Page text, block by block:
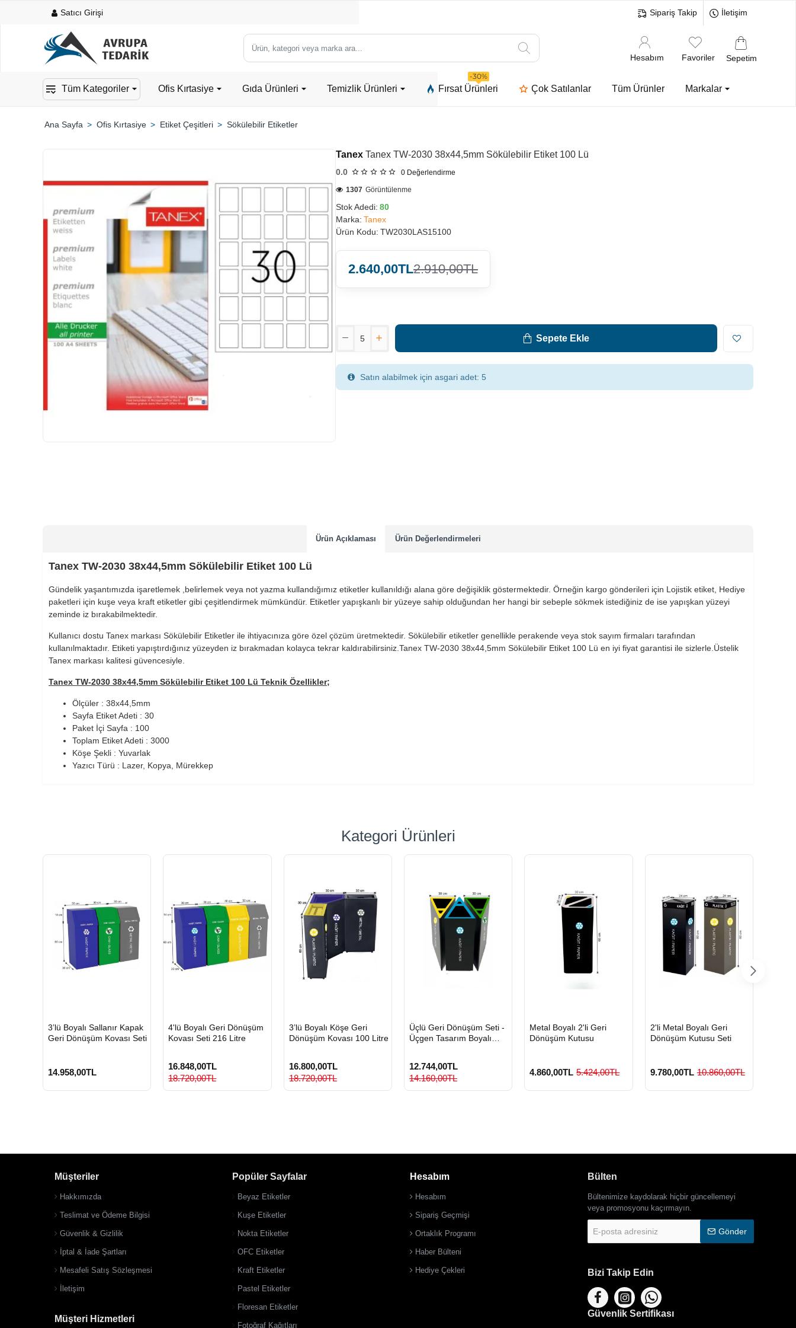
Satıcı Girişi Sipariş Takip İletişim
Ürün,
kategori
marka
Hesabım Favoriler Sepetim
Tüm Kategoriler Ofis Kırtasiye Gıda Ürünleri Temizlik Ürünleri Fırsat Ürünleri
-30%
Çok Satılanlar Tüm Ürünler Markalar
Ofis Kırtasiye Etiket Çeşitleri Sökülebilir Etiketler
900 TL Üzeri Kargo Ücretsiz
Tanex Tanex TW-2030 38x44,5mm Sökülebilir Etiket 100 Lü
0.0 0 Değerlendirme
Stok Adedi: 80
Marka: Tanex
Ürün Kodu: TW2030LAS15100
1307 Görüntülenme
2.640,00TL2.910,00TL
Sepete Ekle
Satın alabilmek için asgari adet: 5
Ürün Açıklaması Ürün Değerlendirmeleri
Tanex TW-2030 38x44,5mm Sökülebilir Etiket 100 Lü
Gündelik yaşantımızda işaretlemek ,belirlemek veya not yazma kullandığımız etiketler kullanıldığı alana göre değişiklik göstermektedir. Örneğin kargo gönderileri için Lojistik etiket, Hediye
paketleri için kuşe veya kraft etiketler gibi çeşitlendirmek mümkündür. Etiketler yapışkanlı bir yüzeye sahip olduğundan her hangi bir sebeple sökmek istediğiniz de ise yapışkan yüzeyi
zeminde iz bırakabilmektedir.
Kullanıcı dostu Tanex markası Sökülebilir Etiketler ile ihtiyacınıza göre özel çözüm üretmektedir. Sökülebilir etiketler genellikle perakende veya stok sayım firmaları tarafından
kullanılmaktadır. Etiketi yapıştırdığınız yüzeyden iz bırakmadan kolayca tekrar kaldırabilirsiniz.Tanex TW-2030 38x44,5mm Sökülebilir Etiket 100 Lü en iyi fiyat garantisi ile sizlerle.Üstelik
Tanex markası kalitesi güvencesiyle.
Tanex TW-2030 38x44,5mm Sökülebilir Etiket 100 Lü Teknik Özellikler;
Ölçüler : 38x44,5mm
Sayfa Etiket Adeti : 30
Paket İçi Sayfa : 100
Toplam Etiket Adeti : 3000
Köşe Şekli : Yuvarlak
Yazıcı Türü : Lazer, Kopya, Mürekkep
Kategori Ürünleri
GÖNDERİ
3’lü Boyalı Sallanır Kapak
Geri Dönüşüm Kovası Seti
14.958,00TL
GÖNDERİ
4'lü Boyalı Geri Dönüşüm
Kovası Seti 216 Litre
16.848,00TL
18.720,00TL
GÖNDERİ
3’lü Boyalı Köşe Geri
Dönüşüm Kovası 100 Litre
16.800,00TL
18.720,00TL
GÖNDERİ
Üçlü Geri Dönüşüm Seti -
Üçgen Tasarım Boyalı
12.744,00TL
14.160,00TL
GÖNDERİ
Metal Boyalı 2'li Geri
Dönüşüm Kutusu
4.860,00TL 5.424,00TL
GÖNDERİ
2'li Metal Boyalı Geri
Dönüşüm Kutusu Seti
9.780,00TL 10.860,00TL
Müşteriler
Hakkımızda
Teslimat ve Ödeme Bilgisi
Güvenlik & Gizlilik
İptal & İade Şartları
Mesafeli Satış Sözleşmesi
İletişim
Müşteri Hizmetleri
Popüler Sayfalar
Beyaz Etiketler
Kuşe Etiketler
Nokta Etiketler
OFC Etiketler
Kraft Etiketler
Pastel Etiketler
Floresan Etiketler
Fotoğraf Kağıtları
Hesabım
Hesabım
Sipariş Geçmişi
Ortaklık Programı
Haber Bülteni
Hediye Çekleri
Bülten
Bültenimize kaydolarak hiçbir güncellemeyi
veya promosyonu kaçırmayın.
posta
Gönder
Bizi Takip Edin
Güvenlik Sertifikası